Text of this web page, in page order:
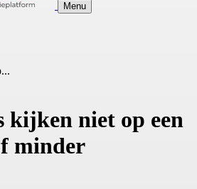
Menu
kijken niet op een
minder